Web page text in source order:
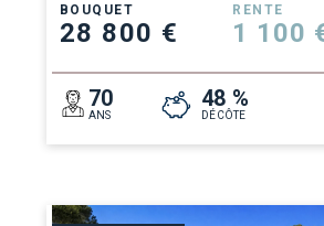
BOUQUET
28 800 €
RENTE
1 100
70
ANS
48 %
DÉCÔTE